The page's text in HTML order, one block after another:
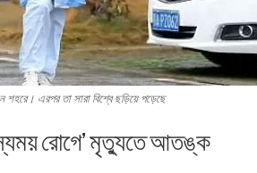
এরপর তা সারা বিশ্বে ছড়িয়ে পড়েছে
রোগে’ মৃত্যুতে আতঙ্ক